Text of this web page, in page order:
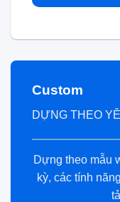
Custom
DỰNG THEO
Dựng theo mẫu
kỳ, các tính